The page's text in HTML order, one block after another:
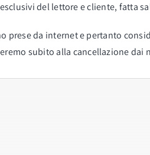
del lettore e cliente, fatta
prese da internet e pertanto
subito alla cancellazione dai